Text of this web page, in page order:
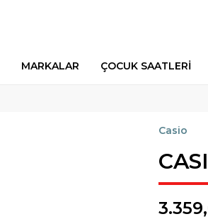
MARKALAR ÇOCUK SAATLERİ
Casio